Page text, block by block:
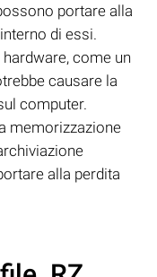
portare alla
di essi.
come un
causare la
computer.
memorizzazione
alla perdita